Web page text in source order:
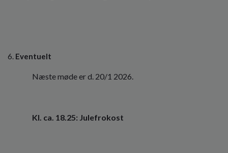
Eventuelt
Næste møde er d. 20/1 2026.
Kl. ca. 18.25: Julefrokost